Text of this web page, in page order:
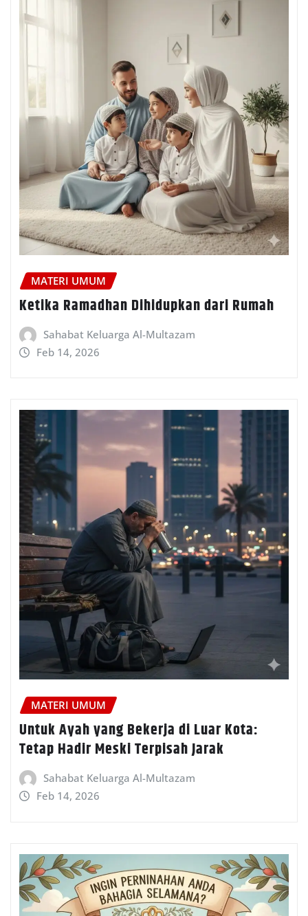
MATERI UMUM
Ketika Ramadhan Dihidupkan dari Rumah
Sahabat Keluarga Al-Multazam
Feb 14, 2026
MATERI UMUM
Untuk Ayah yang Bekerja di Luar Kota:
Tetap Hadir Meski Terpisah Jarak
Sahabat Keluarga Al-Multazam
Feb 14, 2026